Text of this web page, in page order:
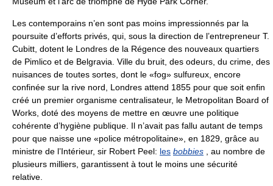
Les contemporains n’en sont pas moins impressionnés par la
poursuite d’efforts privés, qui, sous la direction de l’entrepreneur T.
Cubitt, dotent le Londres de la Régence des nouveaux quartiers
de Pimlico et de Belgravia. Ville du bruit, des odeurs, du crime, des
nuisances de toutes sortes, dont le «fog» sulfureux, encore
confinée sur la rive nord, Londres attend 1855 pour que soit enfin
créé un premier organisme centralisateur, le Metropolitan Board of
Works, doté des moyens de mettre en œuvre une politique
cohérente d’hygiène publique. Il n’avait pas fallu autant de temps
pour que naisse une «police métropolitaine», en 1829, grâce au
ministre de l’Intérieur, sir Robert Peel: les bobbies , au nombre de
plusieurs milliers, garantissent à tout le moins une sécurité
relative.